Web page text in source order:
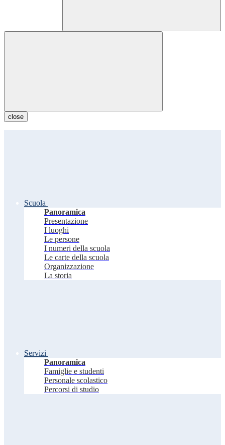
close
Scuola
Panoramica
Presentazione
I luoghi
Le persone
I numeri della scuola
Le carte della scuola
Organizzazione
La storia
Servizi
Panoramica
Famiglie e studenti
Personale scolastico
Percorsi di studio